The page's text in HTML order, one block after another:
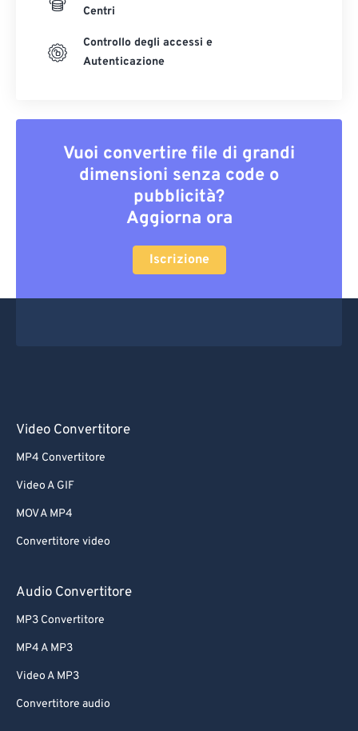
Centri
Controllo degli accessi e
Autenticazione
Vuoi convertire file di grandi
dimensioni senza code o
pubblicità?
Aggiorna ora
Iscrizione
Video Convertitore
MP4 Convertitore
Video A GIF
MOV A MP4
Convertitore video
Audio Convertitore
MP3 Convertitore
MP4 A MP3
Video A MP3
Convertitore audio